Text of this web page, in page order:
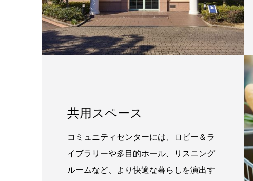
共用スペース
コミュニティセンターには、ロビー＆ラ
イブラリーや多目的ホール、リスニング
ルームなど、より快適な暮らしを演出す